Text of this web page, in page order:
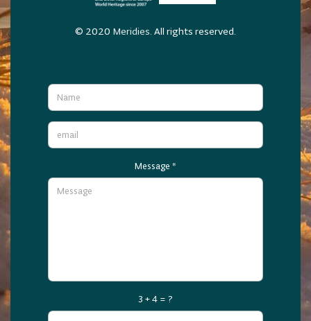
© 2020 Meridies. All rights reserved.
Message *
3 + 4 = ?